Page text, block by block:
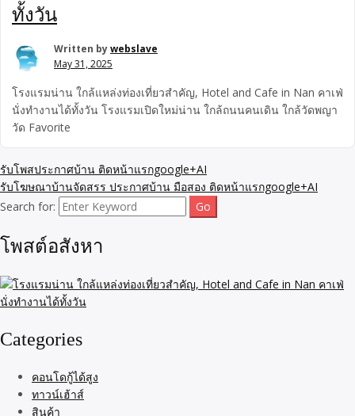
ทั้งวัน
Written bywebslave
May 31, 2025
โรงแรมน่าน ใกล้แหล่งท่องเที่ยวสำคัญ, Hotel and Cafe in Nan คาเฟ่
นั่งทำงานได้ทั้งวัน โรงแรมเปิดใหม่น่าน ใกล้ถนนคนเดิน ใกล้วัดพญา
วัด Favorite
รับโพสประกาศบ้าน ติดหน้าแรกgoogle+AI
รับโฆษณาบ้านจัดสรร ประกาศบ้าน มือสอง ติดหน้าแรกgoogle+AI
Search for:
โพสต์อสังหา
Categories
คอนโดกู้ได้สูง
ทาวน์เฮ้าส์
สินค้า